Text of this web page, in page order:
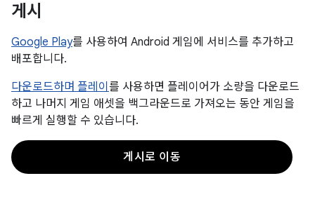
게시
Google Play를 사용하여 Android 게임에 서비스를 추가하고
배포합니다.
다운로드하며 플레이 를 사용하면 플레이어가 소량을 다운로드
하고 나머지 게임 애셋을 백그라운드로 가져오는 동안 게임을
빠르게 실행할 수 있습니다.
게시로 이동